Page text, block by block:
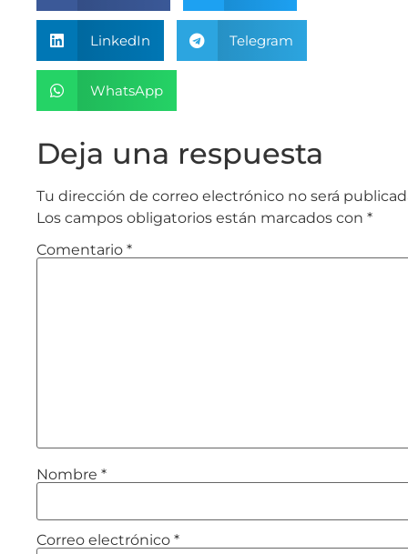
LinkedIn Telegram
WhatsApp
Deja una respuesta
Tu dirección de correo electrónico no será
Los campos obligatorios están marcados con *
Comentario *
Nombre *
Correo electrónico *